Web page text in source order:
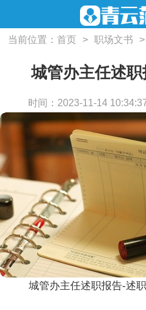
当前位置：首页 > 职场文书 >
城管办主任述
时间：2023-11-14
城管办主任述职报告-述